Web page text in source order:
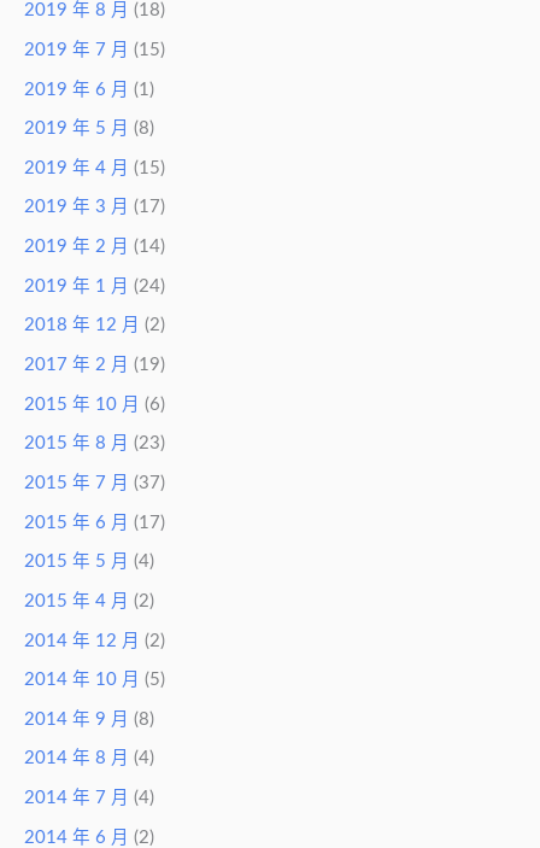
2019 年 8 月 (18)
2019 年 7 月 (15)
2019 年 6 月 (1)
2019 年 5 月 (8)
2019 年 4 月 (15)
2019 年 3 月 (17)
2019 年 2 月 (14)
2019 年 1 月 (24)
2018 年 12 月 (2)
2017 年 2 月 (19)
2015 年 10 月 (6)
2015 年 8 月 (23)
2015 年 7 月 (37)
2015 年 6 月 (17)
2015 年 5 月 (4)
2015 年 4 月 (2)
2014 年 12 月 (2)
2014 年 10 月 (5)
2014 年 9 月 (8)
2014 年 8 月 (4)
2014 年 7 月 (4)
2014 年 6 月 (2)